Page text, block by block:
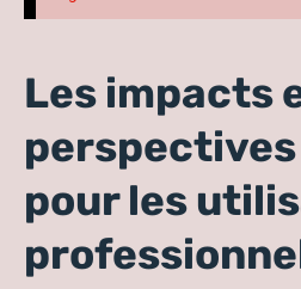
Les impacts
pour les